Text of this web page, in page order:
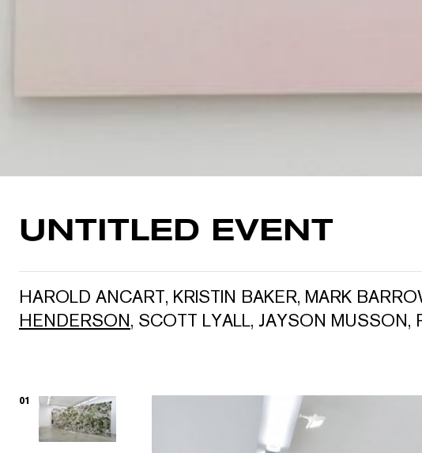
UNTITLED EVENT
HAROLD ANCART, KRISTIN BAKER, MARK
HENDERSON, SCOTT LYALL, JAYSON MUSSON,
01